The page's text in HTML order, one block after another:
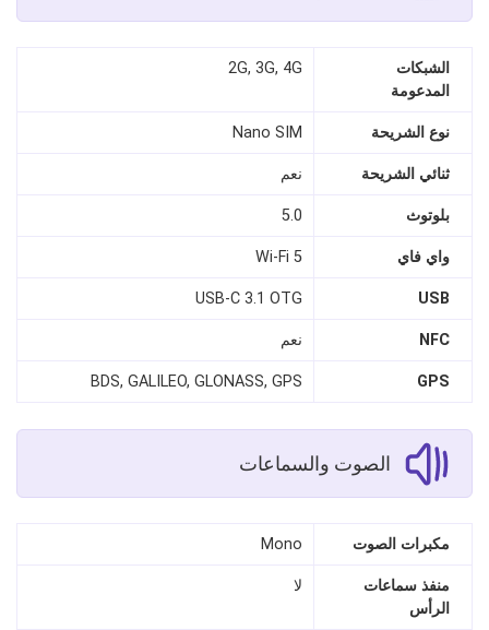
الشبكات
المدعومة
2G, 3G, 4G
نوع الشريحة Nano SIM
ثنائي الشريحة نعم
بلوتوث 5.0
واي فاي Wi-Fi 5
USB
USB-C 3.1 OTG
NFC نعم
GPS
BDS, GALILEO, GLONASS, GPS
الصوت والسماعات
مكبرات الصوت Mono
منفذ سماعات
الرأس
لا